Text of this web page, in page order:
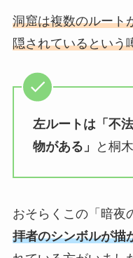
洞窟は複数のルート
隠されているという
左ルートは「不
物がある」
と桐
おそらくこの「暗夜
拝者のシンボルが描